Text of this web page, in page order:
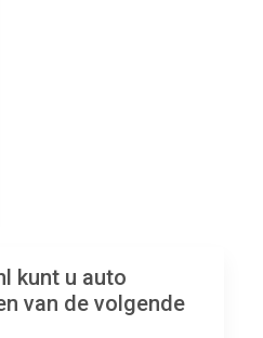
kunt u auto
van de volgende